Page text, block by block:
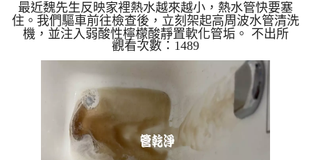
水管清洗
最近魏先生反映家裡熱水越來越小，熱水管快要塞
住。我們驅車前往檢查後，立刻架起高周波水管清洗
機，並注入弱酸性檸檬酸靜置軟化管垢。 不出所
料，螺旋波模式一啟動，原本透明的水瞬間變成濃郁
的「冬瓜茶」！這就是長年累積在管壁的泥沙與鐵
鏽。經過兩個多小時的奮戰，水流終於從汙濁轉為清
澈，熱水也恢復了往日的出水量。 為什麼水管需要
定期「大掃除」？ 管壁髒汙靠一般水壓難以清除，
不同的水質也會產生不同的「色彩反應」： 咖啡色
（鐵鏽/泥沙）： 常見於自來水管線老化。 石油黑
（氧...
觀看次數：1489